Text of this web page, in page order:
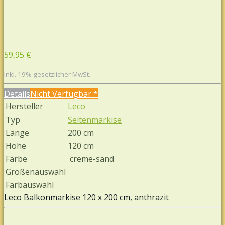
59,95 €
inkl. 19% gesetzlicher MwSt.
DetailsNicht Verfügbar *
Hersteller
Leco
Typ
Seitenmarkise
Länge
200 cm
Höhe
120 cm
Farbe
creme-sand
Größenauswahl
Farbauswahl
Leco Balkonmarkise 120 x 200 cm, anthrazit